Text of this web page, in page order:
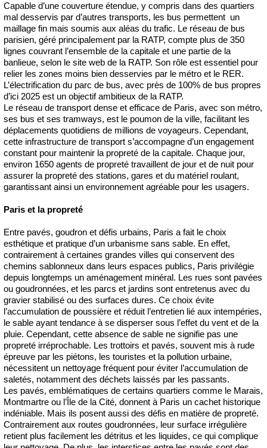
Capable d’une couverture étendue, y compris dans des quartiers
mal desservis par d’autres transports, les bus permettent un
maillage fin mais soumis aux aléas du trafic. Le réseau de bus
parisien, géré principalement par la RATP, compte plus de 350
lignes couvrant l’ensemble de la capitale et une partie de la
banlieue, selon le site web de la RATP. Son rôle est essentiel pour
relier les zones moins bien desservies par le métro et le RER.
L’électrification du parc de bus, avec près de 100% de bus propres
d’ici 2025 est un objectif ambitieux de la RATP.
Le réseau de transport dense et efficace de Paris, avec son métro,
ses bus et ses tramways, est le poumon de la ville, facilitant les
déplacements quotidiens de millions de voyageurs. Cependant,
cette infrastructure de transport s’accompagne d’un engagement
constant pour maintenir la propreté de la capitale. Chaque jour,
environ 1650 agents de propreté travaillent de jour et de nuit pour
assurer la propreté des stations, gares et du matériel roulant,
garantissant ainsi un environnement agréable pour les usagers.
Paris et la propreté
Entre pavés, goudron et défis urbains, Paris a fait le choix
esthétique et pratique d’un urbanisme sans sable. En effet,
contrairement à certaines grandes villes qui conservent des
chemins sablonneux dans leurs espaces publics, Paris privilégie
depuis longtemps un aménagement minéral. Les rues sont pavées
ou goudronnées, et les parcs et jardins sont entretenus avec du
gravier stabilisé ou des surfaces dures. Ce choix évite
l’accumulation de poussière et réduit l’entretien lié aux intempéries,
le sable ayant tendance à se disperser sous l’effet du vent et de la
pluie. Cependant, cette absence de sable ne signifie pas une
propreté irréprochable. Les trottoirs et pavés, souvent mis à rude
épreuve par les piétons, les touristes et la pollution urbaine,
nécessitent un nettoyage fréquent pour éviter l’accumulation de
saletés, notamment des déchets laissés par les passants.
Les pavés, emblématiques de certains quartiers comme le Marais,
Montmartre ou l’Île de la Cité, donnent à Paris un cachet historique
indéniable. Mais ils posent aussi des défis en matière de propreté.
Contrairement aux routes goudronnées, leur surface irrégulière
retient plus facilement les détritus et les liquides, ce qui complique